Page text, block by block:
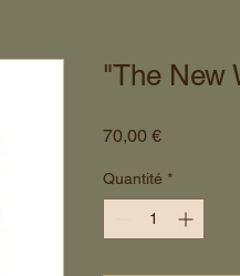
"The New
70,00 €Prix
Quantité *